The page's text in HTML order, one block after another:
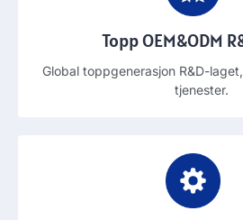
Topp OEM&ODM
Global toppgenerasjon R&D-
tjenester.